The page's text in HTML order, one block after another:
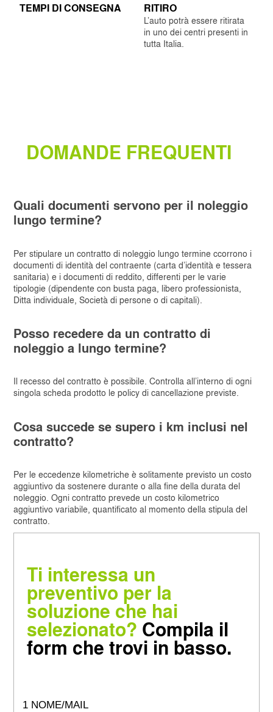
TEMPI DI CONSEGNA RITIRO
L’auto potrà essere ritirata
in uno dei centri presenti in
tutta Italia.
DOMANDE FREQUENTI
Quali documenti servono per il noleggio
lungo termine?
Per stipulare un contratto di noleggio lungo termine ccorrono i
documenti di identità del contraente (carta d’identità e tessera
sanitaria) e i documenti di reddito, differenti per le varie
tipologie (dipendente con busta paga, libero professionista,
Ditta individuale, Società di persone o di capitali).
Posso recedere da un contratto di
noleggio a lungo termine?
Il recesso del contratto è possibile. Controlla all’interno di ogni
singola scheda prodotto le policy di cancellazione previste.
Cosa succede se supero i km inclusi nel
contratto?
Per le eccedenze kilometriche è solitamente previsto un costo
aggiuntivo da sostenere durante o alla fine della durata del
noleggio. Ogni contratto prevede un costo kilometrico
aggiuntivo variabile, quantificato al momento della stipula del
contratto.
Ti interessa un
preventivo per la
soluzione che hai
selezionato? Compila il
form che trovi in basso.
1 NOME/MAIL